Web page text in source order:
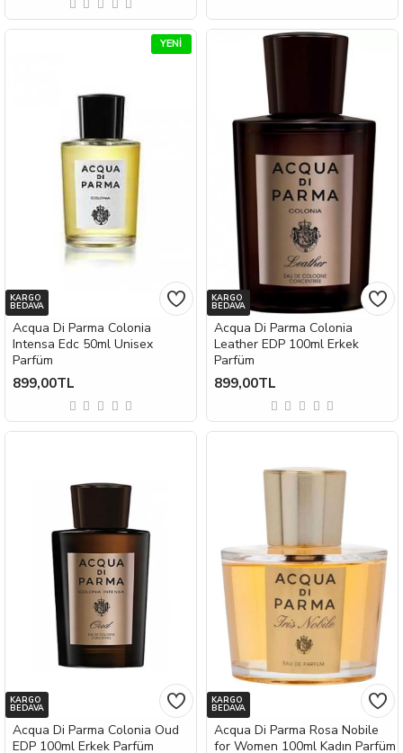
YENI
KARGO
BEDAVA
Acqua Di Parma Colonia
Intensa Edc 50ml Unisex
Parfüm
899,00TL
KARGO
BEDAVA
Acqua Di Parma Colonia
Leather EDP 100ml Erkek
Parfüm
899,00TL
KARGO
BEDAVA
Acqua Di Parma Colonia Oud
EDP 100ml Erkek Parfüm
KARGO
BEDAVA
Acqua Di Parma Rosa Nobile
for Women 100ml Kadın Parfüm